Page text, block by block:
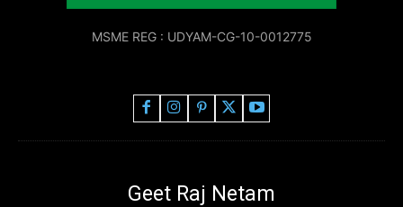
MSME REG : UDYAM-CG-10-0012775
Geet Raj Netam